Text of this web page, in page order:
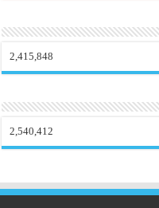
2,415,848
2,540,412